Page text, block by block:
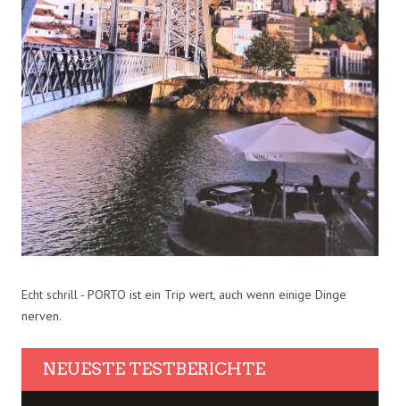
Echt schrill - PORTO ist ein Trip wert, auch wenn einige Dinge
nerven.
NEUESTE TESTBERICHTE